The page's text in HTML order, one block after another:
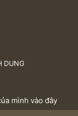
DUNG
mình vào đây